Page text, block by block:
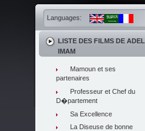
Languages:
LISTE DES FILMS DE ADEL
IMAM
Mamoun et ses
partenaires
Professeur et Chef du
D�partement
Sa Excellence
La Diseuse de bonne